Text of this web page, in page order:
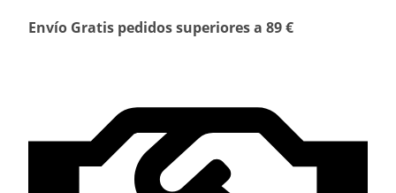
Envío Gratis pedidos superiores a 89 €